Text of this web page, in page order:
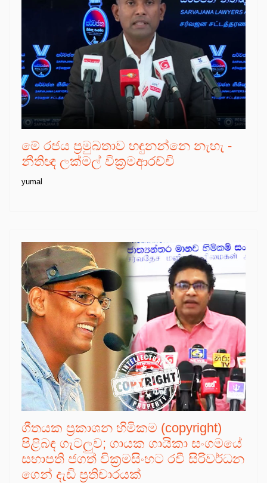
මේ රජය ප්‍රමුඛතාව හඳුනන්නෙ නැහැ -
නීතිඥ ලක්මල් වික්‍රමආරච්චි
yumal
ගීතයක ප්‍රකාශන හිමිකම (copyright)
පිළිබඳ ගැටලුව; ගායක ගායිකා සංගමයේ
සභාපති ජගත් වික්‍රමසිංහට රවී සිරිවර්ධන
ගෙන් දැඩි ප්‍රතිචාරයක්